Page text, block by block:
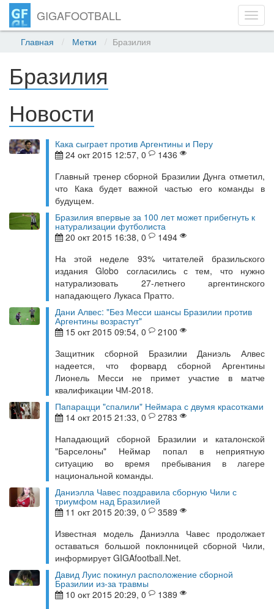
GIGAFOOTBALL
Главная Метки Бразилия
Бразилия
Новости
Кака сыграет против Аргентины и Перу
24 окт 2015 12:57, 0
1436
Главный тренер сборной Бразилии Дунга отметил,
что Кака будет важной частью его команды в
будущем.
Бразилия впервые за 100 лет может прибегнуть к
натурализации футболиста
20 окт 2015 16:38, 0
1494
На этой неделе 93% читателей бразильского
издания Globo согласились с тем, что нужно
натурализовать 27-летнего аргентинского
нападающего Лукаса Пратто.
Дани Алвес: "Без Месси шансы Бразилии против
Аргентины возрастут"
15 окт 2015 09:54, 0
2100
Защитник сборной Бразилии Даниэль Алвес
надеется, что форвард сборной Аргентины
Лионель Месси не примет участие в матче
квалификации ЧМ-2018.
Папарацци "спалили" Неймара с двумя красотками
14 окт 2015 21:33, 0
2783
Нападающий сборной Бразилии и каталонской
"Барселоны" Неймар попал в неприятную
ситуацию во время пребывания в лагере
национальной команды.
Даниэлла Чавес поздравила сборную Чили с
триумфом над Бразилией
11 окт 2015 20:39, 0
3589
Известная модель Даниэлла Чавес продолжает
оставаться большой поклонницей сборной Чили,
информирует GIGAfootball.Net.
Давид Луис покинул расположение сборной
Бразилии из-за травмы
10 окт 2015 20:29, 0
1389